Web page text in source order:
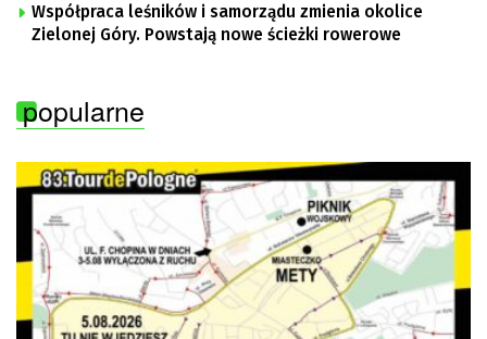
Współpraca leśników i samorządu zmienia okolice
Zielonej Góry. Powstają nowe ścieżki rowerowe
popularne